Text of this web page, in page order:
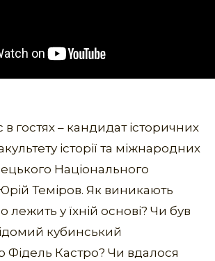
в гостях – кандидат історичних
історії та міжнародних
Національного
Теміров. Як виникають
лежить у їхній основі? Чи був
кубинський
Фідель Кастро? Чи вдалося